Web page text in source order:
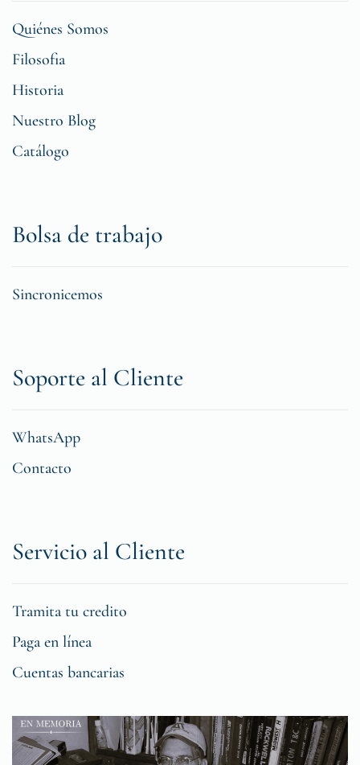
Quiénes Somos
Filosofia
Historia
Nuestro Blog
Catálogo
Bolsa de trabajo
Sincronicemos
Soporte al Cliente
WhatsApp
Contacto
Servicio al Cliente
Tramita tu credito
Paga en línea
Cuentas bancarias